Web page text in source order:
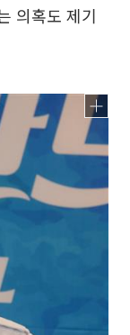
의혹도 제기